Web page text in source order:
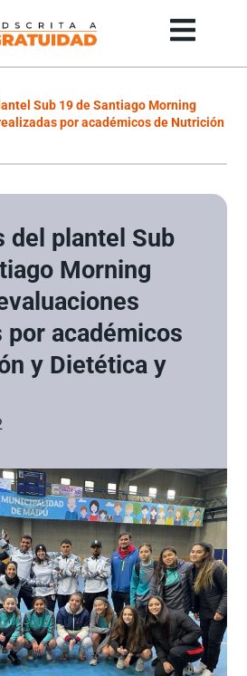
Sub 19 de Santiago Morning
por académicos de Nutrición
del plantel Sub
Morning
por académicos
y Dietética y